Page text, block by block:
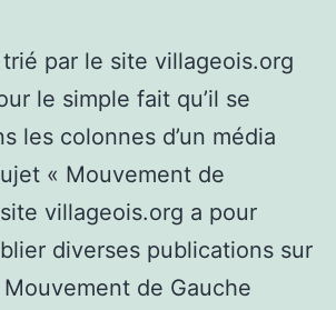
par le site villageois.org
le simple fait qu’il se
les colonnes d’un média
« Mouvement de
villageois.org a pour
diverses publications sur
de Gauche